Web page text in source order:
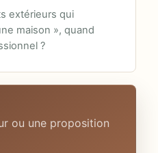
extérieurs qui
maison », quand
?
ou une proposition